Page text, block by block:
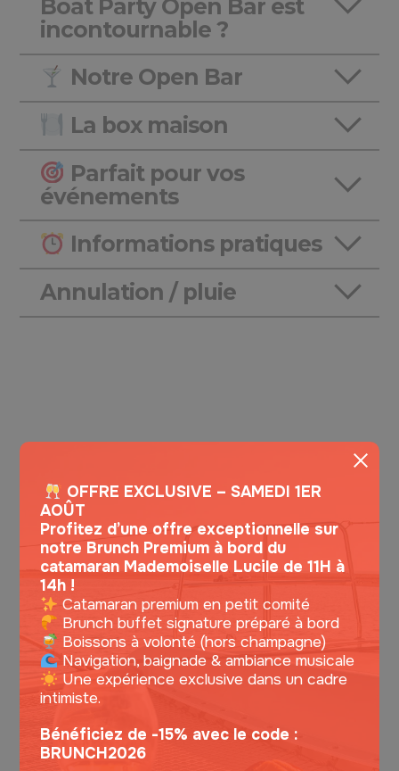
OFFRE EXCLUSIVE – SAMEDI 1ER
AOÛT
Profitez d’une offre exceptionnelle sur
notre Brunch Premium à bord du
catamaran Mademoiselle Lucile de 11H à
14h !
Catamaran premium en petit comité
Brunch buffet signature préparé à bord
Boissons à volonté (hors champagne)
Navigation, baignade & ambiance musicale
Une expérience exclusive dans un cadre
intimiste.
Bénéficiez de -15% avec le code :
BRUNCH2026
Boat Party Open Bar est
incontournable ?
Notre Open Bar
La box maison
Parfait pour vos
événements
Informations pratiques
Annulation / pluie
CES SORTIES PEUVENT VOUS PLAIRE !